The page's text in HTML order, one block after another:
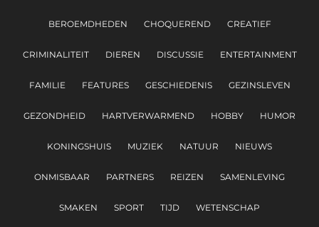
BEROEMDHEDEN CHOQUEREND CREATIEF
CRIMINALITEIT DIEREN DISCUSSIE ENTERTAINMENT
FAMILIE FEATURES GESCHIEDENIS GEZINSLEVEN
GEZONDHEID HARTVERWARMEND HOBBY HUMOR
KONINGSHUIS MUZIEK NATUUR NIEUWS
ONMISBAAR PARTNERS REIZEN SAMENLEVING
SMAKEN SPORT TIJD WETENSCHAP